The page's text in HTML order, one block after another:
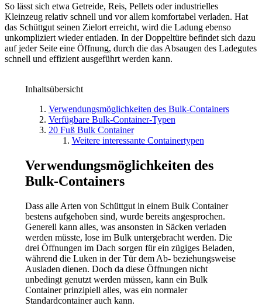
So lässt sich etwa Getreide, Reis, Pellets oder industrielles
Kleinzeug relativ schnell und vor allem komfortabel verladen. Hat
das Schüttgut seinen Zielort erreicht, wird die Ladung ebenso
unkompliziert wieder entladen. In der Doppeltüre befindet sich dazu
auf jeder Seite eine Öffnung, durch die das Absaugen des Ladegutes
schnell und effizient ausgeführt werden kann.
Inhaltsübersicht
Verwendungsmöglichkeiten des Bulk-Containers
Verfügbare Bulk-Container-Typen
20 Fuß Bulk Container
Weitere interessante Containertypen
Verwendungsmöglichkeiten des
Bulk-Containers
Dass alle Arten von Schüttgut in einem Bulk Container
bestens aufgehoben sind, wurde bereits angesprochen.
Generell kann alles, was ansonsten in Säcken verladen
werden müsste, lose im Bulk untergebracht werden. Die
drei Öffnungen im Dach sorgen für ein zügiges Beladen,
während die Luken in der Tür dem Ab- beziehungsweise
Ausladen dienen. Doch da diese Öffnungen nicht
unbedingt genutzt werden müssen, kann ein Bulk
Container prinzipiell alles, was ein normaler
Standardcontainer auch kann.